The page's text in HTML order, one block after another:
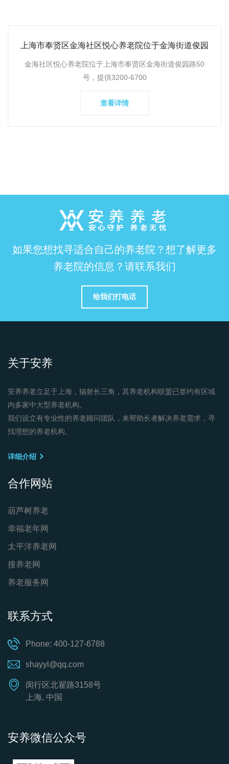
上海市奉贤区金海社区悦心养老院位于金海街道俊园
金海社区悦心养老院位于上海市奉贤区金海街道俊园路50
号，提供3200-6700
查看详情
如果您想找寻适合自己的养老院？想了解更多
养老院的信息？请联系我们
给我们打电话
关于安养
安养养老立足于上海，辐射长三角，其养老机构联盟已签约有区域
内多家中大型养老机构。
我们设立有专业性的养老顾问团队，来帮助长者解决养老需求，寻
找理想的养老机构。
详细介绍
合作网站
葫芦树养老
幸福老年网
太平洋养老网
搜养老网
养老服务网
联系方式
Phone: 400-127-6788
shayyl@qq.com
闵行区北翟路3158号
上海, 中国
安养微信公众号